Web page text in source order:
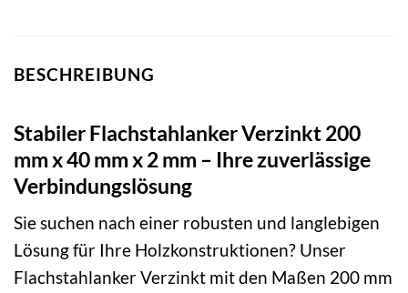
BESCHREIBUNG
Stabiler Flachstahlanker Verzinkt 200
mm x 40 mm x 2 mm – Ihre zuverlässige
Verbindungslösung
Sie suchen nach einer robusten und langlebigen
Lösung für Ihre Holzkonstruktionen? Unser
Flachstahlanker Verzinkt mit den Maßen 200 mm